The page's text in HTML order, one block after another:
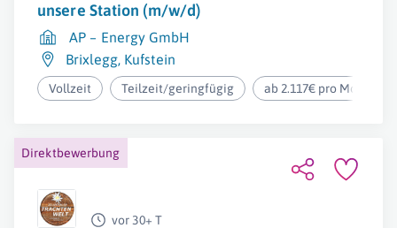
unsere Station (m/w/d)
AP – Energy GmbH
Brixlegg, Kufstein
Vollzeit Teilzeit/geringfügig ab 2.117€ pro Monat
Direktbewerbung
vor 30+ T